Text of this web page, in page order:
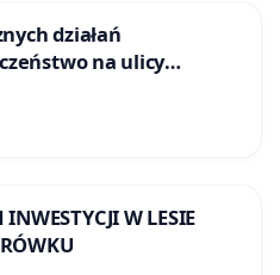
działań
na ulicy
W LESIE